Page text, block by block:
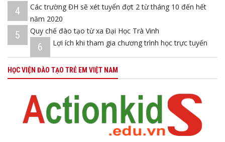
4
Các trường ĐH sẽ xét tuyển đợt 2 từ tháng 10 đến hết
năm 2020
5 Quy chế đào tạo từ xa Đại Học Trà Vinh
6 Lợi ích khi tham gia chương trình học trực tuyến
HỌC VIỆN ĐÀO TẠO TRẺ EM VIỆT NAM